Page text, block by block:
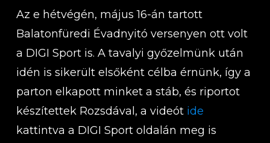
Az e hétvégén, május 16-án tartott
Balatonfüredi Évadnyitó versenyen ott volt
a DIGI Sport is. A tavalyi győzelmünk után
idén is sikerült elsőként célba érnünk, így a
parton elkapott minket a stáb, és riportot
készítettek Rozsdával, a videót ide
kattintva a DIGI Sport oldalán meg is